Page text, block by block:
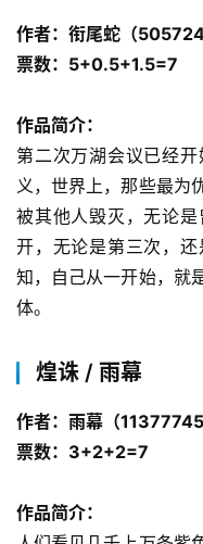
作者：衔尾蛇（
票数：5+0.5+1.5=7
作品简介：
第二次万湖会议已经
义，世界上，那些最为
被其他人毁灭，无论
开，无论是第三次，
知，自己从一开始，就
体。
煌诛 / 雨幕
作者：雨幕（
票数：3+2+2=7
作品简介：